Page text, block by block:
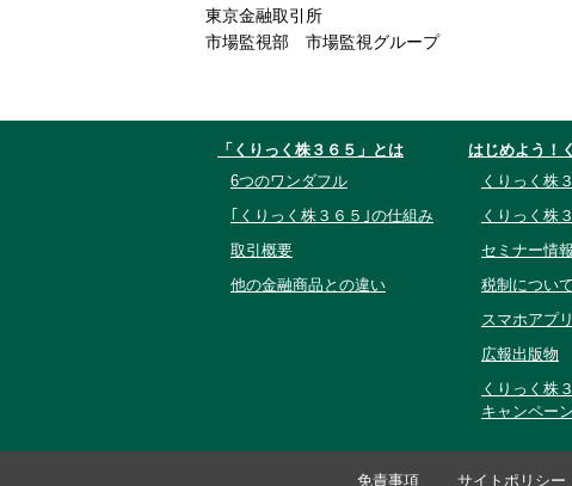
東京金融取引所
市場監視部 市場監視グループ
「くりっく株３６５」とは
6つのワンダフル
｢くりっく株３６５｣の仕組み
取引概要
他の金融商品との違い
はじめよう！
くりっく株
くりっく株
セミナー情報
税制について
スマホアプリ
広報出版物
くりっく株
キャンペー
免責事項 サイトポリシー